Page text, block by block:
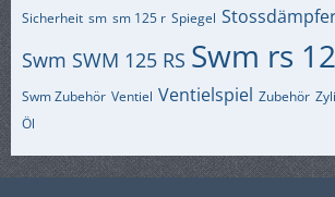
Sicherheit sm sm 125 r Spiegel
Swm SWM 125 RS Swm rs
Swm Zubehör Ventiel Ventielspiel Zubehör
Öl